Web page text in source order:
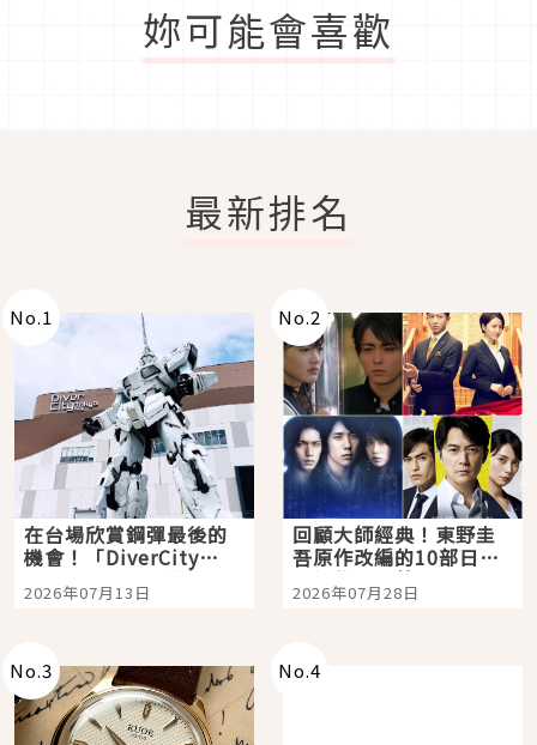
妳可能會喜歡
最新排名
No.1
在台場欣賞鋼彈最後的
機會！「DiverCity
Tokyo Plaza」搭船、
購物、美食及夜景，一
2026年07月13日
No.2
回顧大師經典！東野圭
吾原作改編的10部日本
影視作品推薦
2026年07月28日
No.3 No.4